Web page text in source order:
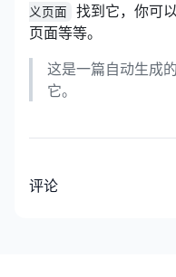
义页面
找到它，你可
页面等等。
这是一篇自动生成
它。
评论